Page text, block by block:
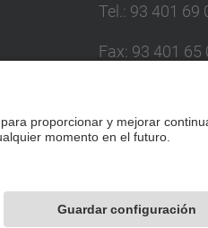
Tel. : 93 401 69
Fax: 93 401 65
Formulario de
Desarrollado con